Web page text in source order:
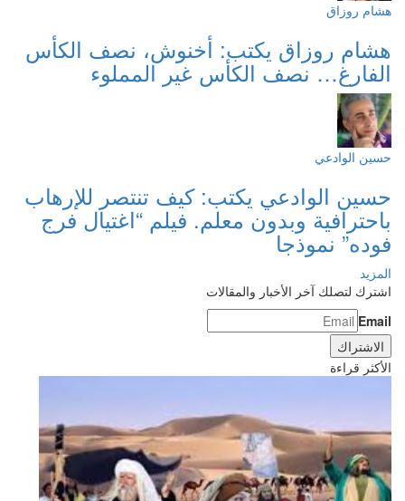
هشام روزاق
هشام روزاق يكتب: أخنوش، نصف الكأس
الفارغ… نصف الكأس غير المملوء
حسين الوادعي
حسين الوادعي يكتب: كيف تنتصر للإرهاب
باحترافية وبدون معلم. فيلم “اغتيال فرج
فوده” نموذجا
المزيد
اشترك لتصلك آخر الأخبار والمقالات
Email
الأكثر قراءة